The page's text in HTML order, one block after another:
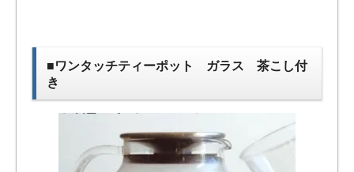
■ワンタッチティーポット ガラス 茶こし付
き